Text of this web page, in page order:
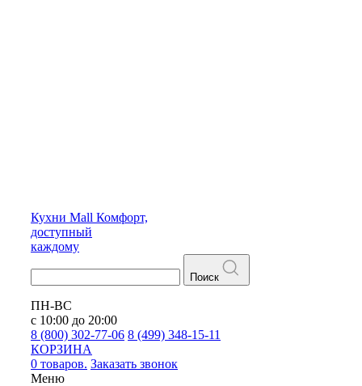
Кухни Mall Комфорт,
доступный
каждому
Поиск
ПН-ВС
с 10:00 до 20:00
8 (800) 302-77-06 8 (499) 348-15-11
КОРЗИНА
0 товаров. Заказать звонок
Меню